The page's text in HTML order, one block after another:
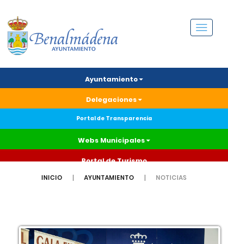
Menú
Ayuntamiento
Delegaciones
Portal de Transparencia
Webs Municipales
Portal de Turismo
INICIO AYUNTAMIENTO NOTICIAS